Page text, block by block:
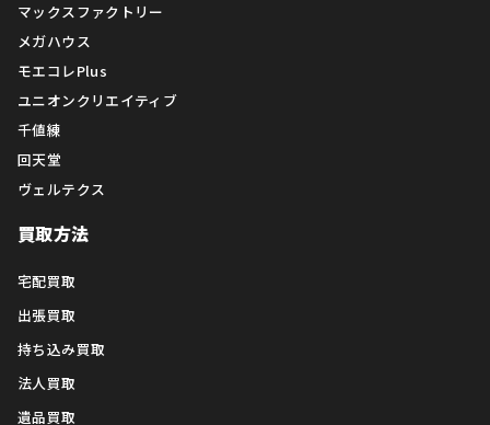
マックスファクトリー
メガハウス
モエコレPlus
ユニオンクリエイティブ
千値練
回天堂
ヴェルテクス
買取方法
宅配買取
出張買取
持ち込み買取
法人買取
遺品買取